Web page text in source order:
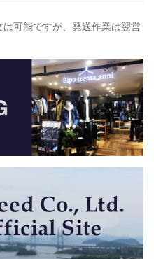
可能ですが、発送作業は翌営